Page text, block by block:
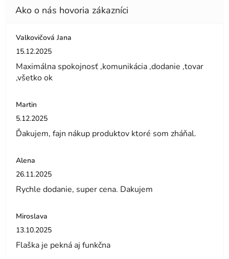
Valkovičová Jana
Hodnotenie obchodu je 5 z 5 hviezdičiek.
15.12.2025
Maximálna spokojnosť ,komunikácia ,dodanie ,tovar
,všetko ok
Martin
Hodnotenie obchodu je 5 z 5 hviezdičiek.
5.12.2025
Ďakujem, fajn nákup produktov ktoré som zháňal.
Alena
Hodnotenie obchodu je 5 z 5 hviezdičiek.
26.11.2025
Rychle dodanie, super cena. Dakujem
Miroslava
Hodnotenie obchodu je 5 z 5 hviezdičiek.
13.10.2025
Flaška je pekná aj funkčna